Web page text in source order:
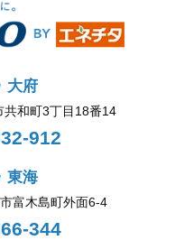
大府
和町3丁目18番14
912
東海
富木島町外面6-4
344